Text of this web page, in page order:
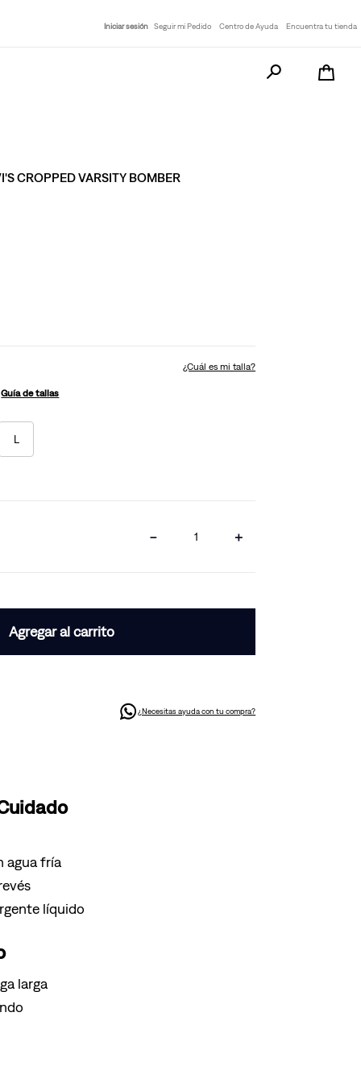
Iniciar sesión Seguir mi Pedido Centro de Ayuda Encuentra tu tienda
Busca tu producto
CROPPED VARSITY BOMBER
¿Cuál es mi talla?
Guía de tallas
L
＋
－
Agregar al carrito
¿Necesitas ayuda con tu compra?
agua fría
líquido
larga